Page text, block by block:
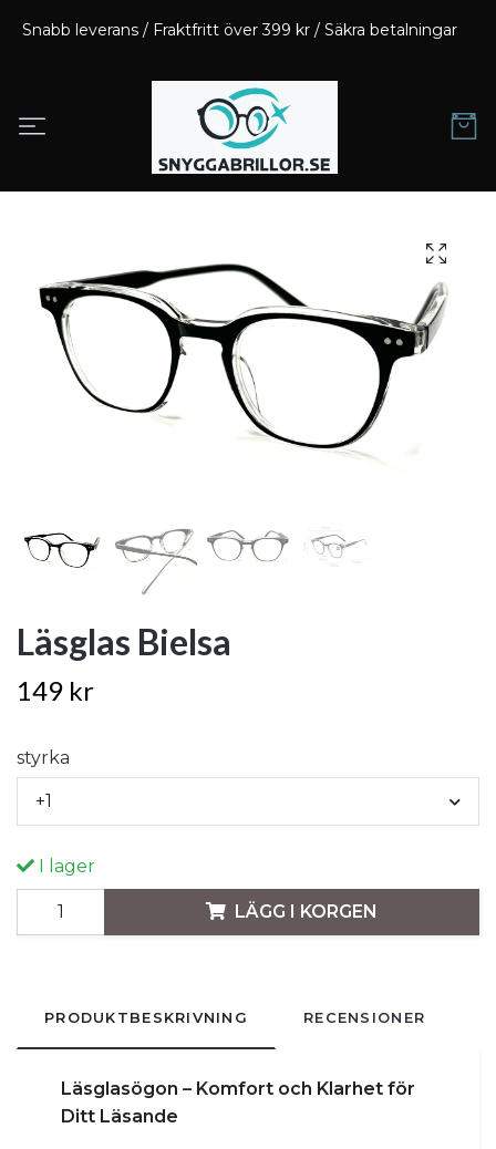
Snabb leverans / Fraktfritt över 399 kr / Säkra betalningar
Läsglas Bielsa
149 kr
styrka
+1
I lager
LÄGG I KORGEN
PRODUKTBESKRIVNING RECENSIONER
Läsglasögon – Komfort och Klarhet för
Ditt Läsande